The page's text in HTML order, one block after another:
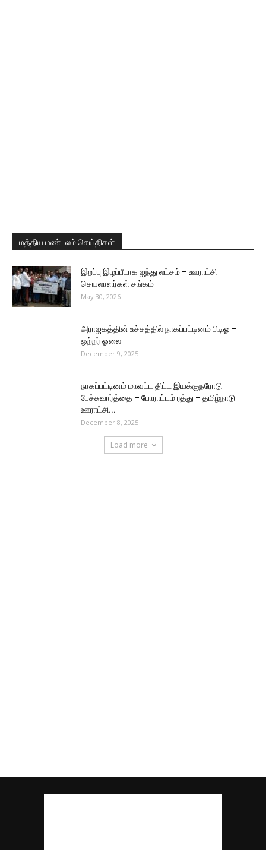
மத்திய மண்டலம் செய்திகள்
இறப்பு இழப்பீடாக ஐந்து லட்சம் – ஊராட்சி
செயலாளர்கள் சங்கம்
May 30, 2026
அராஜகத்தின் உச்சத்தில் நாகப்பட்டினம் பிடிஓ –
ஒற்றர் ஓலை
December 9, 2025
நாகப்பட்டினம் மாவட்ட திட்ட இயக்குநரோடு
பேச்சுவார்த்தை – போராட்டம் ரத்து – தமிழ்நாடு
ஊராட்சி...
December 8, 2025
Load more